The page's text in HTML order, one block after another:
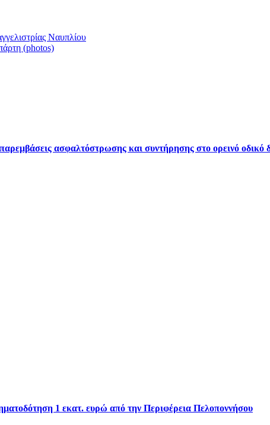
Ναυπλίου
(photos)
ασφαλτόστρωσης και συντήρησης στο ορεινό οδικό
1 εκατ. ευρώ από την Περιφέρεια Πελοποννήσου